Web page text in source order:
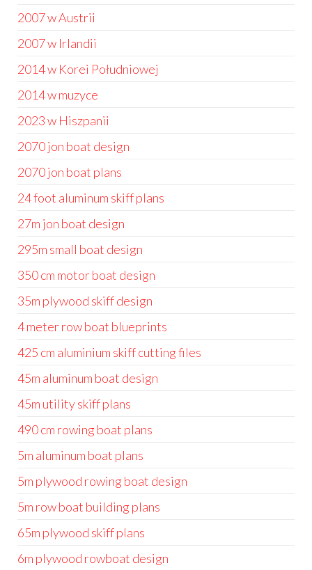
2007 w Austrii
2007 w Irlandii
2014 w Korei Południowej
2014 w muzyce
2023 w Hiszpanii
2070 jon boat design
2070 jon boat plans
24 foot aluminum skiff plans
27m jon boat design
295m small boat design
350 cm motor boat design
35m plywood skiff design
4 meter row boat blueprints
425 cm aluminium skiff cutting files
45m aluminum boat design
45m utility skiff plans
490 cm rowing boat plans
5m aluminum boat plans
5m plywood rowing boat design
5m row boat building plans
65m plywood skiff plans
6m plywood rowboat design